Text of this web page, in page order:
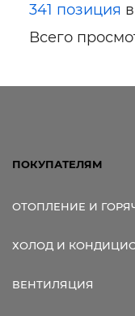
341 позиция
Всего
ПОКУПАТЕЛЯМ
ОТОПЛЕНИЕ И
ХОЛОД И
ВЕНТИЛЯЦИЯ